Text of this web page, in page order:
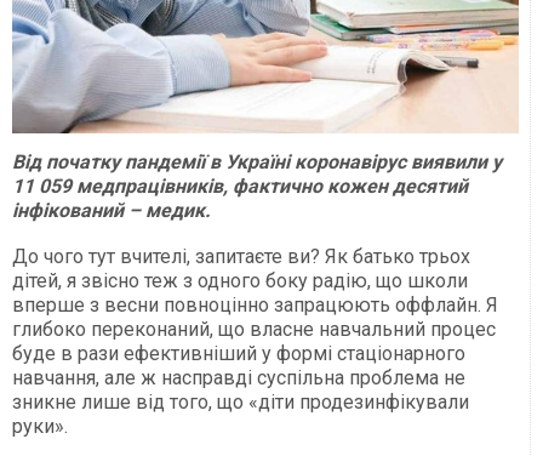
Від початку пандемії в Україні коронавірус виявили у
11 059 медпрацівників, фактично кожен десятий
інфікований – медик.
До чого тут вчителі, запитаєте ви? Як батько трьох
дітей, я звісно теж з одного боку радію, що школи
вперше з весни повноцінно запрацюють оффлайн. Я
глибоко переконаний, що власне навчальний процес
буде в рази ефективніший у формі стаціонарного
навчання, але ж насправді суспільна проблема не
зникне лише від того, що «діти продезинфікували
руки».